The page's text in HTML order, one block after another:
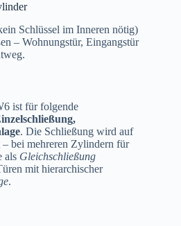
Schlüssel im Inneren nötig)
– Wohnungstür, Eingangstür
ist für folgende
. Die Schließung wird auf
bei mehreren Zylindern für
als Gleichschließung
mit hierarchischer
.